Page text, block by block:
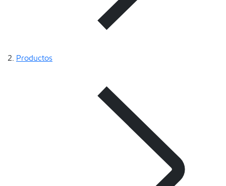
Productos